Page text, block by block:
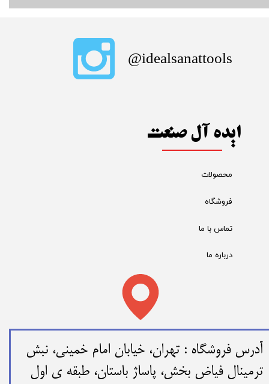
ایده آل صنعت
محصولات
فروشگاه
تماس با ما
درباره ما
​idealsanattools@
​​آدرس فروشگاه : تهران، خیابان امام خمینی، نبش
ترمینال فیاض بخش، پاساژ باستان، طبقه ی اول